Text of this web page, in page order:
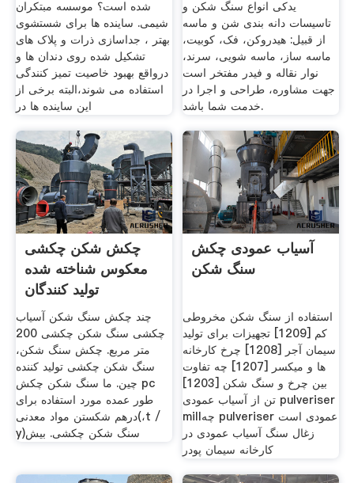
شده است؟ موسسه مبتکران
شیمی. ساینده ها برای شستشوی
بهتر ، جداسازی ذرات و پلاک های
تشکیل شده روی دندان ها و
درواقع بهبود خاصیت تمیز کنندگی
استفاده می شوند،البته برخی از
این ساینده ها در
یدکی انواع سنگ شکن و
تاسیسات دانه بندی شن و ماسه
از قبیل: هیدروکن، فک، کوبیت،
ماسه ساز، ماسه شویی، سرند،
نوار نقاله و فیدر مفتخر است
جهت مشاوره، طراحی و اجرا در
خدمت شما باشد.
چکش شکن چکشی
معکوس شناخته شده
تولید کنندگان
چند چکش سنگ شکن آسیاب
چکشی سنگ شکن چکشی 200
متر مربع. چکش سنگ شکن،
سنگ شکن چکشی تولید کننده
چین. ما سنگ شکن چکش pc
طور عمده مورد استفاده برای
درهم شکستن مواد معدنی(،t /
y)سنگ شکن چکشی. بیش
آسیاب عمودی چکش
سنگ شکن
استفاده از سنگ شکن مخروطی
کم [1209] تجهیزات برای تولید
سیمان آجر [1208] چرخ کارخانه
ها و میکسر [1207] چه تفاوت
بین چرخ و سنگ شکن [1203]
تن از آسیاب عمودی pulveriser
millچه pulveriser عمودی است
زغال سنگ آسیاب عمودی در
کارخانه سیمان پودر